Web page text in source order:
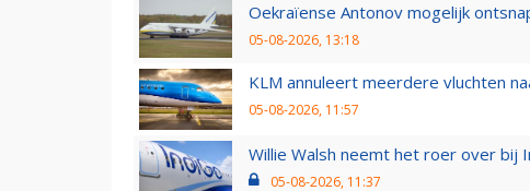
Oekraïense Antonov mogelijk
05-08-2026, 13:18
KLM annuleert meerdere vluchten
05-08-2026, 11:57
Willie Walsh neemt het roer over bij
05-08-2026, 11:37